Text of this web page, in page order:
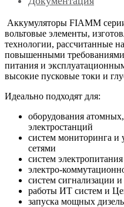
Аккумуляторы FIAMM
вольтовые элементы,
технологии, рассчитанные
повышенными требованиями
питания и
высокие пусковые токи и
Идеально подходят для:
оборудования
электростанций
систем мониторинга и
сетями
систем
электро-
систем сигнализации
работы ИТ систем и
запуска мощных